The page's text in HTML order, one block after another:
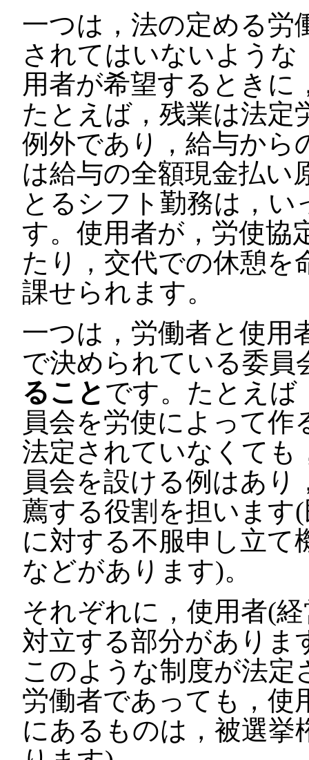
一つは，法の定める労
されてはいないよう
用者が希望するときに
たとえば，残業は法定
例外であり，給与から
は給与の全額現金払い
とるシフト勤務は，
す。使用者が，労使協
たり，交代での休憩を
課せられます。
一つは，労働者と使用
で決められている委員
ること です。たとえば
員会を労使によって
法定されていなくても
員会を設ける例はあり
薦する役割を担います
に対する不服申し立て
などがあります)。
それぞれに，使用者(
対立する部分がありま
このような制度が法
労働者であっても，使
にあるものは，被選挙